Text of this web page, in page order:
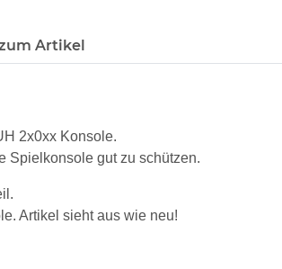
Artikel
2x0xx Konsole.
Spielkonsole gut zu schützen.
Artikel sieht aus wie neu!